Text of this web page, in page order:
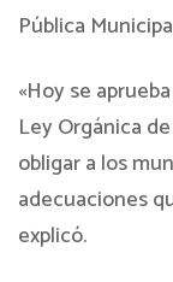
Pública
«Hoy se
Ley Orgánica
obligar a los
adecuaciones
explicó.